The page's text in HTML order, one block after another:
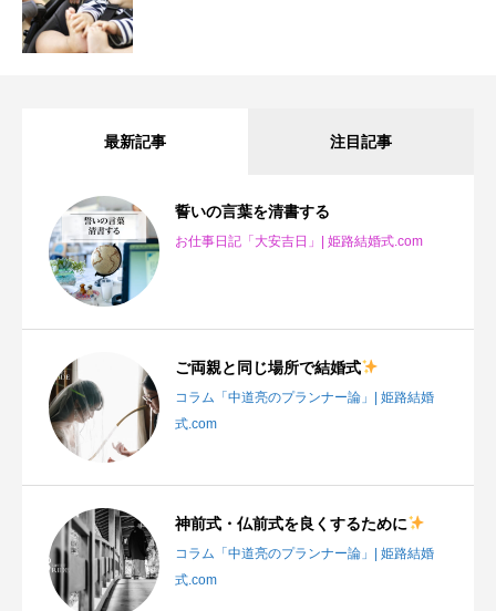
最新記事 注目記事
誓いの言葉を清書する
お仕事日記「大安吉日」| 姫路結婚式.com
ご両親と同じ場所で結婚式
コラム「中道亮のプランナー論」| 姫路結婚
式.com
神前式・仏前式を良くするために
コラム「中道亮のプランナー論」| 姫路結婚
式.com